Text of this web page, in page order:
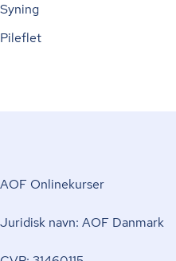
Syning
Pileflet
AOF Onlinekurser
Juridisk navn: AOF Danmark